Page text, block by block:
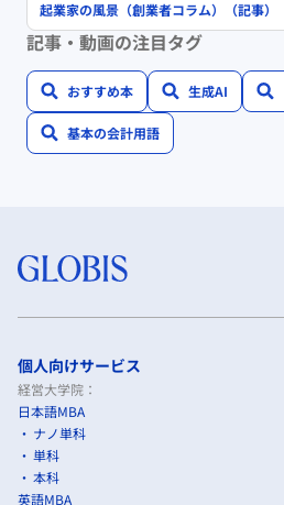
起業家の風景（創業者コラム）（記事）
記事・動画の注目タグ
おすすめ本 生成AI
基本の会計用語
個人向けサービス
経営大学院：
日本語MBA
ナノ単科
単科
本科
英語MBA